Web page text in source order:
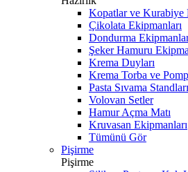
Kopatlar ve Kurabiye
Çikolata Ekipmanları
Dondurma
Şeker Hamuru
Krema Duyları
Krema Torba ve
Pasta Sıvama Standları
Volovan Setler
Hamur Açma Matı
Kruvasan Ekipmanları
Tümünü Gör
Pişirme
Pişirme